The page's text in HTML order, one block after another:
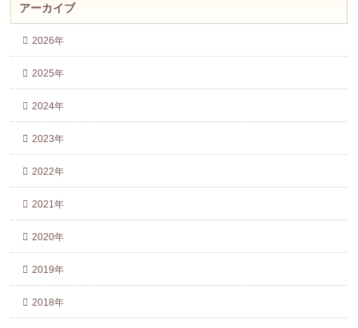
アーカイブ
2026年
2025年
2024年
2023年
2022年
2021年
2020年
2019年
2018年